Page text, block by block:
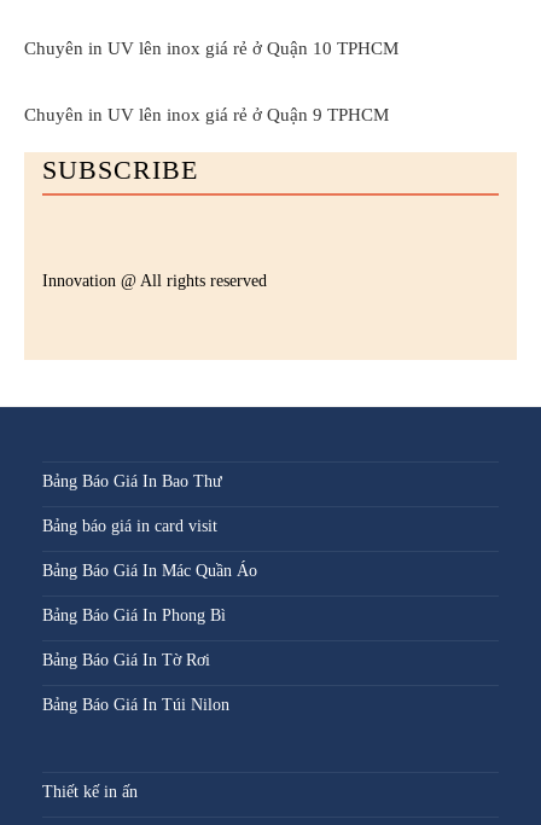
Chuyên in UV lên inox giá rẻ ở Quận 10 TPHCM
Chuyên in UV lên inox giá rẻ ở Quận 9 TPHCM
SUBSCRIBE
Innovation @ All rights reserved
Bảng Báo Giá In Bao Thư
Bảng báo giá in card visit
Bảng Báo Giá In Mác Quần Áo
Bảng Báo Giá In Phong Bì
Bảng Báo Giá In Tờ Rơi
Bảng Báo Giá In Túi Nilon
Thiết kế in ấn